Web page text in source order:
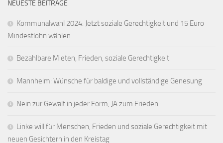
NEUESTE BEITRÄGE
Kommunalwahl 2024: Jetzt soziale Gerechtigkeit und 15 Euro
Mindestlohn wählen
Bezahlbare Mieten, Frieden, soziale Gerechtigkeit
Mannheim: Wünsche für baldige und vollständige Genesung
Nein zur Gewalt in jeder Form, JA zum Frieden
Linke will für Menschen, Frieden und soziale Gerechtigkeit mit
neuen Gesichtern in den Kreistag